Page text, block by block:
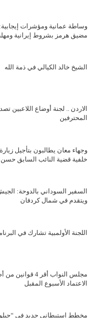
وساطة عمانية ومؤشرات
مضيق هرمز بشروط إيرانية
الشيخ خالد الكيالي في ذمة الله
الاردن .. لجنة أوضاع اللاعبين
المحترفين
وجهاء معان يطالبون بتأجيل
خلفية قضية النائب السابق حسن
ويتقدم في شمال كردفان
اللجنة الأولمبية تشارك في
الاعتماد الأسبوع المقبل
مخطط استيطاني جديد في